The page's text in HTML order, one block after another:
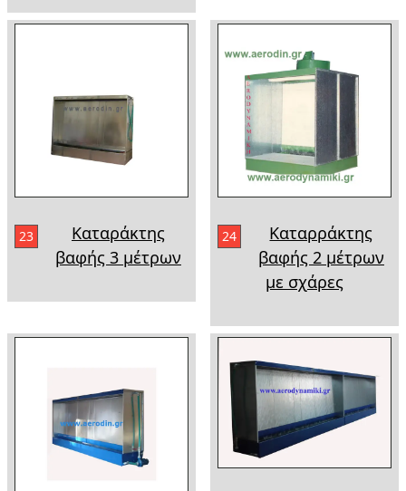
23
Καταράκτης
βαφής 3 μέτρων
24
Καταρράκτης
βαφής 2 μέτρων
με σχάρες